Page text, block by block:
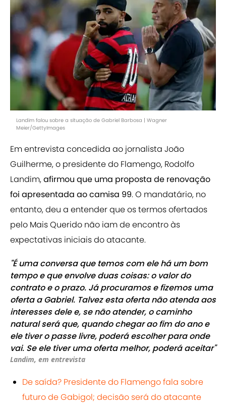
Landim falou sobre a situação de Gabriel Barbosa | Wagner
Meier/GettyImages
Em entrevista concedida ao jornalista João
Guilherme, o presidente do Flamengo, Rodolfo
Landim,afirmou que uma proposta de renovação
foi apresentada ao camisa 99. O mandatário, no
entanto, deu a entender que os termos ofertados
pelo Mais Querido não iam de encontro às
expectativas iniciais do atacante.
"É uma conversa que temos com ele há um bom
tempo e que envolve duas coisas: o valor do
contrato e o prazo. Já procuramos e fizemos uma
oferta a Gabriel. Talvez esta oferta não atenda aos
interesses dele e, se não atender, o caminho
natural será que, quando chegar ao fim do ano e
ele tiver o passe livre, poderá escolher para onde
vai. Se ele tiver uma oferta melhor, poderá aceitar"
Landim, em entrevista
De saída? Presidente do Flamengo fala sobre
futuro de Gabigol; decisão será do atacante